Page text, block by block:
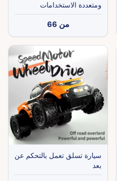
ومتعددة الاستخدامات
من 66
سيارة تسلق تعمل بالتحكم عن
بعد